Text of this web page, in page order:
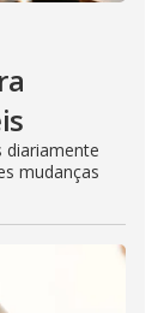
diariamente
mudanças